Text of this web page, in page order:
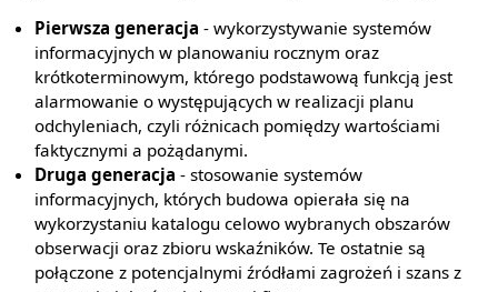
Pierwsza generacja - wykorzystywanie systemów
informacyjnych w planowaniu rocznym oraz
krótkoterminowym, którego podstawową funkcją jest
alarmowanie o występujących w realizacji planu
odchyleniach, czyli różnicach pomiędzy wartościami
faktycznymi a pożądanymi.
Druga generacja - stosowanie systemów
informacyjnych, których budowa opierała się na
wykorzystaniu katalogu celowo wybranych obszarów
obserwacji oraz zbioru wskaźników. Te ostatnie są
połączone z potencjalnymi źródłami zagrożeń i szans z